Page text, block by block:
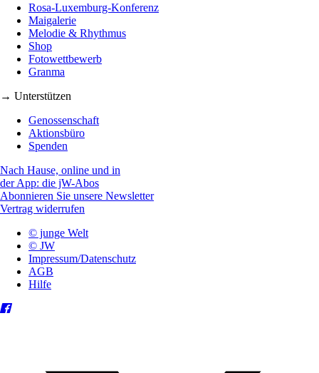
Rosa-Luxemburg-Konferenz
Maigalerie
Melodie & Rhythmus
Shop
Fotowettbewerb
Granma
→ Unterstützen
Genossenschaft
Aktionsbüro
Spenden
Nach Hause, online und in
der App: die jW-Abos
Abonnieren Sie unsere Newsletter
Vertrag widerrufen
© junge Welt
© JW
Impressum/Datenschutz
AGB
Hilfe